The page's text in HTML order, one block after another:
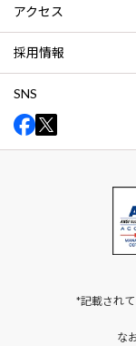
アクセス
採用情報
SNS
*記載され
な